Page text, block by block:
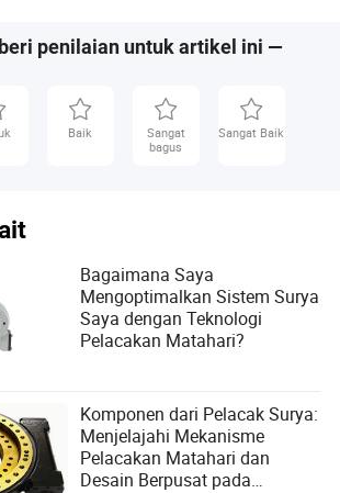
penilaian untuk artikel ini —
Baik
Sangat
bagus
Sangat Baik
Bagaimana Saya
Mengoptimalkan Sistem Surya
Saya dengan Teknologi
Pelacakan Matahari?
Komponen dari Pelacak Surya:
Menjelajahi Mekanisme
Pelacakan Matahari dan
Desain Berpusat pada